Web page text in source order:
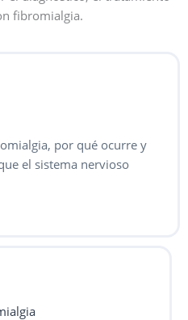
fibromialgia.
por qué ocurre y
el sistema nervioso